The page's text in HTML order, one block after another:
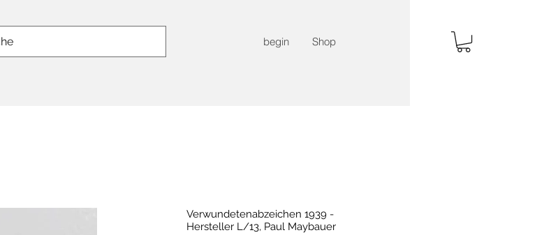
begin Shop
Verwundetenabzeichen 1939 -
Hersteller L/13, Paul Maybauer